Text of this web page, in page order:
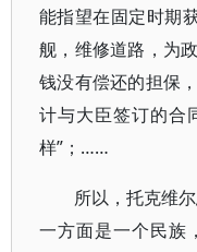
能指望在固定时期
舰，维修道路，为
钱没有偿还的担保
计与大臣签订的合
样”；……
所以，托克维
一方面是一个民族